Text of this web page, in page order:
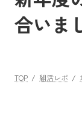
合いま
TOP 組活レポ